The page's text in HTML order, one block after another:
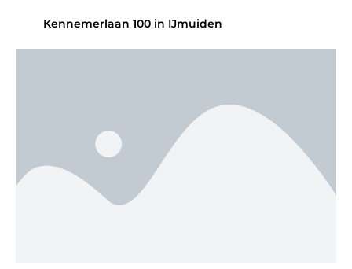
Kennemerlaan 100 in IJmuiden